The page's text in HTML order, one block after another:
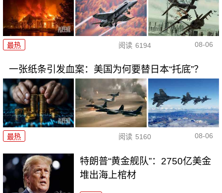
最热 阅读 6194 08-06
一张纸条引发血案：美国为何要替日本“托底”？
最热 阅读 5160 08-06
特朗普“黄金舰队”：2750亿美金
堆出海上棺材